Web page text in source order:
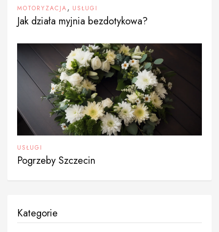
MOTORYZACJA, USŁUGI
Jak działa myjnia bezdotykowa?
USŁUGI
Pogrzeby Szczecin
Kategorie